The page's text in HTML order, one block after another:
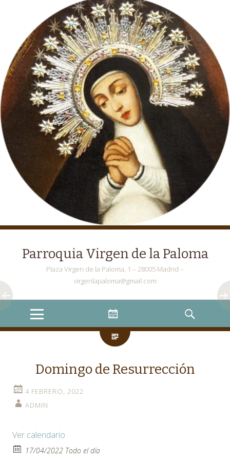
Parroquia Virgen de la Paloma
Plaza Virgen de la Paloma, 1 – 28005 Madrid –
virgenlapaloma@gmail.com
Menu
Widgets
Search
Domingo de Resurrección
4 FEBRERO, 2022
ADMIN
Ver calendario
17/04/2022 Todo el día